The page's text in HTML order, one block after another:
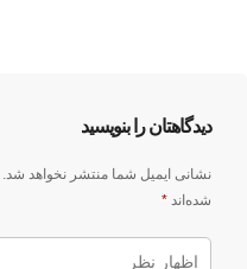
دیدگاهتان را بنویسید
نشانی ایمیل شما منتشر نخواهد شد.
شده‌اند *